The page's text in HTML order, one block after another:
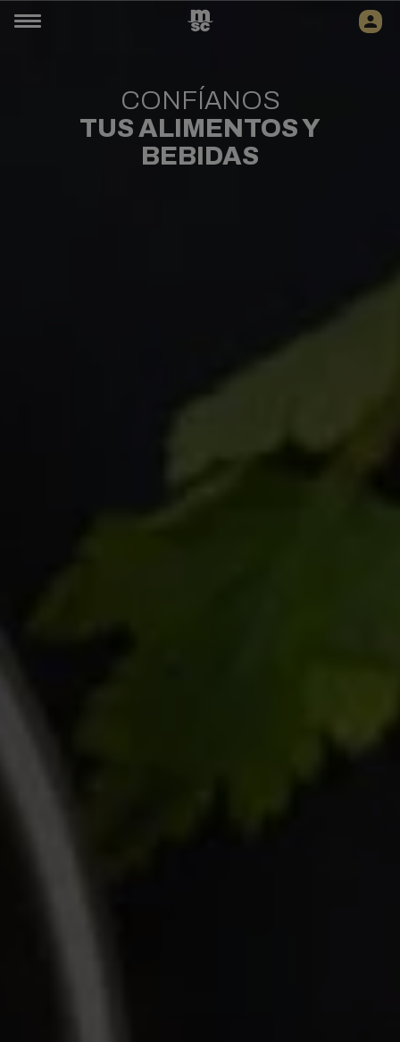
CONFÍANOS
TUS ALIMENTOS Y
BEBIDAS